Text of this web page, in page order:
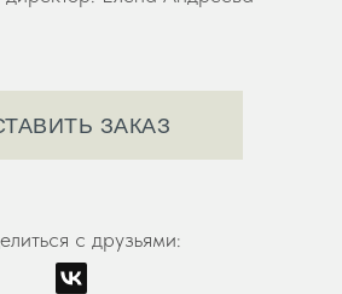
ЗАКАЗ
с друзьями: